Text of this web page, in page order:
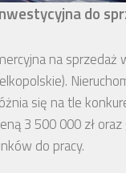
do
na sprzedaż
się na tle
3 500 000 zł
do pracy.